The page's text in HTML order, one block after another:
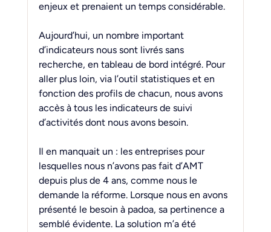
enjeux et prenaient un temps considérable.
Aujourd’hui, un nombre important
d’indicateurs nous sont livrés sans
recherche, en tableau de bord intégré. Pour
aller plus loin, via l’outil statistiques et en
fonction des profils de chacun, nous avons
accès à tous les indicateurs de suivi
d’activités dont nous avons besoin.
Il en manquait un : les entreprises pour
lesquelles nous n’avons pas fait d’AMT
depuis plus de 4 ans, comme nous le
demande la réforme. Lorsque nous en avons
présenté le besoin à padoa, sa pertinence a
semblé évidente. La solution m’a été